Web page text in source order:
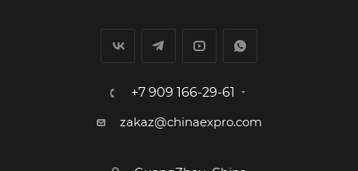
+7 909 166-29-61
zakaz@chinaexpro.com